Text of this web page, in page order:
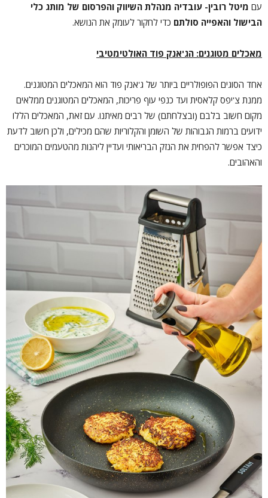
עם מיטל רובין- עובדיה מנהלת השיווק והפרסום של מותג כלי
הבישול והאפייה סולתם כדי לחקור לעומק את הנושא.
מאכלים מטוגנים: הג'אנק פוד האולטימטיבי
אחד הסוגים הפופולריים ביותר של ג'אנק פוד הוא המאכלים המטוגנים.
ממנת צ'יפס קלאסית ועד כנפי עוף פריכות, המאכלים המטוגנים ממלאים
מקום חשוב בלבם (ובצלחתם) של רבים מאיתנו. עם זאת, המאכלים הללו
ידועים ברמות הגבוהות של השומן והקלוריות שהם מכילים, ולכן חשוב לדעת
כיצד אפשר להפחית את הנזק הבריאותי ועדיין ליהנות מהטעמים המוכרים
והאהובים.